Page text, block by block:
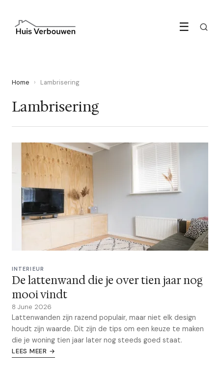
☰
Home › Lambrisering
Lambrisering
INTERIEUR
De lattenwand die je over tien jaar nog
mooi vindt
8 June 2026
Lattenwanden zijn razend populair, maar niet elk design
houdt zijn waarde. Dit zijn de tips om een keuze te maken
die je woning tien jaar later nog steeds goed staat.
LEES MEER →